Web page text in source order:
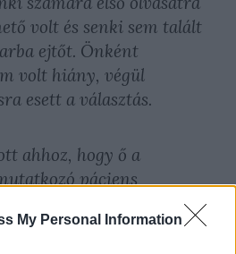
My Personal Information
volt és senki sem talált
ejtőt. Önként
volt hiány, végül
esett a választás.
ahhoz, hogy ő a
páciens
Endre kicsit vonakodva
pszichológus szerepét.